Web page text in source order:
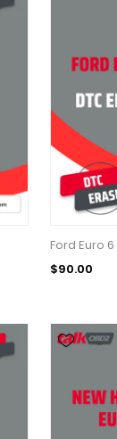
Ford Euro
$90.00